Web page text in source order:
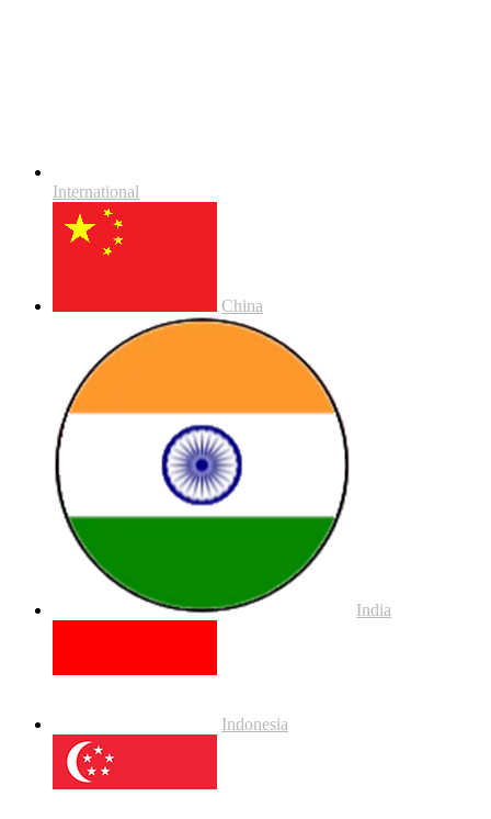
International
China
India
Indonesia